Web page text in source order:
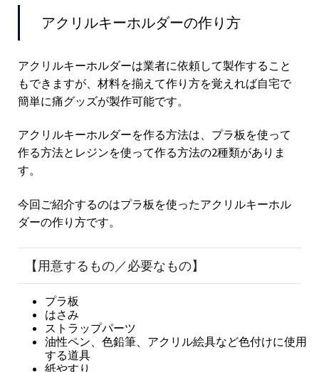
アクリルキーホルダーの作り方
アクリルキーホルダーは業者に依頼して製作すること
もできますが、材料を揃えて作り方を覚えれば自宅で
簡単に痛グッズが製作可能です。
アクリルキーホルダーを作る方法は、プラ板を使って
作る方法とレジンを使って作る方法の2種類がありま
す。
今回ご紹介するのはプラ板を使ったアクリルキーホル
ダーの作り方です。
【用意するもの／必要なもの】
プラ板
はさみ
ストラップパーツ
油性ペン、色鉛筆、アクリル絵具など色付けに使用
する道具
紙やすり